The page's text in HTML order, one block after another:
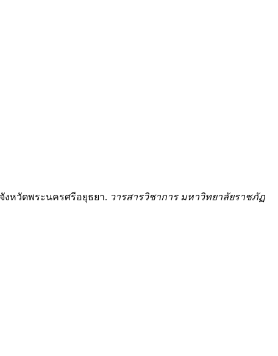
งหวัดพระนครศรีอยุธยา. วารสารวิชาการ มหาวิทยาลัยราชภัฏ